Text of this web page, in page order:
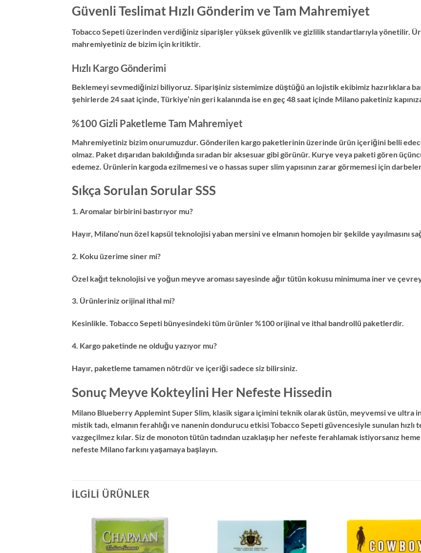
Güvenli Teslimat Hızlı Gönderim ve Tam Mahremiyet
Tobacco Sepeti üzerinden verdiğiniz siparişler yüksek güvenlik ve gizlilik standartlarıyla yönetilir.
mahremiyetiniz de bizim için kritiktir.
Hızlı Kargo Gönderimi
Beklemeyi sevmediğinizi biliyoruz. Siparişiniz sistemimize düştüğü an lojistik ekibimiz hazırlıklara
şehirlerde 24 saat içinde, Türkiye’nin geri kalanında ise en geç 48 saat içinde Milano paketiniz
%100 Gizli Paketleme Tam Mahremiyet
Mahremiyetiniz bizim onurumuzdur. Gönderilen kargo paketlerinin üzerinde ürün içeriğini belli
olmaz. Paket dışarıdan bakıldığında sıradan bir aksesuar gibi görünür. Kurye veya paketi gören
edemez. Ürünlerin kargoda ezilmemesi ve o hassas super slim yapısının zarar görmemesi için
Sıkça Sorulan Sorular SSS
1. Aromalar birbirini bastırıyor mu?
Hayır, Milano’nun özel kapsül teknolojisi yaban mersini ve elmanın homojen bir şekilde yayılmasını
2. Koku üzerime siner mi?
Özel kağıt teknolojisi ve yoğun meyve aroması sayesinde ağır tütün kokusu minimuma iner ve
3. Ürünleriniz orijinal ithal mi?
Kesinlikle. Tobacco Sepeti bünyesindeki tüm ürünler %100 orijinal ve ithal bandrollü paketlerdir.
4. Kargo paketinde ne olduğu yazıyor mu?
Hayır, paketleme tamamen nötrdür ve içeriği sadece siz bilirsiniz.
Sonuç Meyve Kokteylini Her Nefeste Hissedin
Milano Blueberry Applemint Super Slim, klasik sigara içimini teknik olarak üstün, meyvemsi ve ultra
mistik tadı, elmanın ferahlığı ve nanenin dondurucu etkisi Tobacco Sepeti güvencesiyle sunulan
vazgeçilmez kılar. Siz de monoton tütün tadından uzaklaşıp her nefeste ferahlamak istiyorsanız
nefeste Milano farkını yaşamaya başlayın.
İLGILI ÜRÜNLER